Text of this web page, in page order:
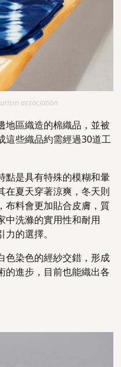
association
地區織造的棉織品，並被
這些織品約需經過30道工
點是具有特殊的模糊和暈
在夏天穿著涼爽，冬天則
布料會更加貼合皮膚，質
中洗滌的實用性和耐用
的選擇。
色染色的經紗交錯，形成
的進步，目前也能織出各